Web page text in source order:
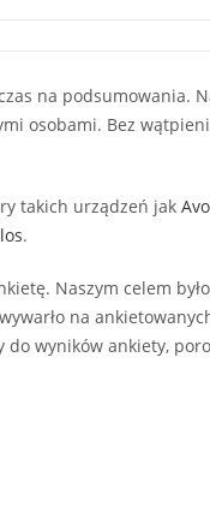
na podsumowania.
osobami. Bez
takich urządzeń jak
.
Naszym celem
na
wyników ankiety,